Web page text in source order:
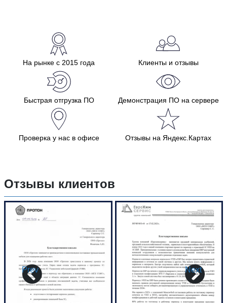
На рынке с 2015 года Клиенты и отзывы
Быстрая отгрузка ПО Демонстрация ПО на сервере
Проверка у нас в офисе Отзывы на Яндекс.Картах
Отзывы клиентов
Prev Next